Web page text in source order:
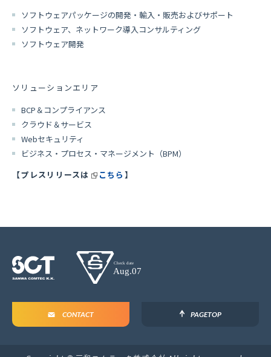
ソフトウェアパッケージの開発・輸入・販売およびサポート
ソフトウェア、ネットワーク導入コンサルティング
ソフトウェア開発
ソリューションエリア
BCP ＆コンプライアンス
クラウド＆サービス
Webセキュリティ
ビジネス・プロセス・マネージメント（BPM）
【プレスリリースは
こちら 】
CONTACT PAGETOP